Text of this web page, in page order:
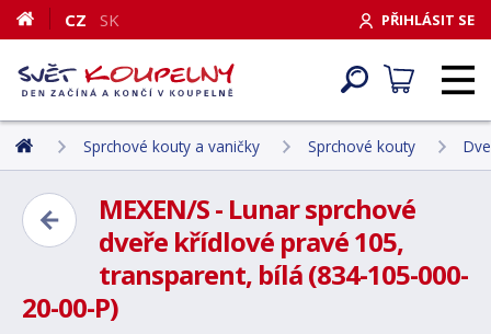
PŘIHLÁSIT SE
CZ SK
Sprchové kouty a vaničky Sprchové kouty
MEXEN/S - Lunar sprchové
dveře křídlové pravé 105,
transparent, bílá (834-105-000-
20-00-P)